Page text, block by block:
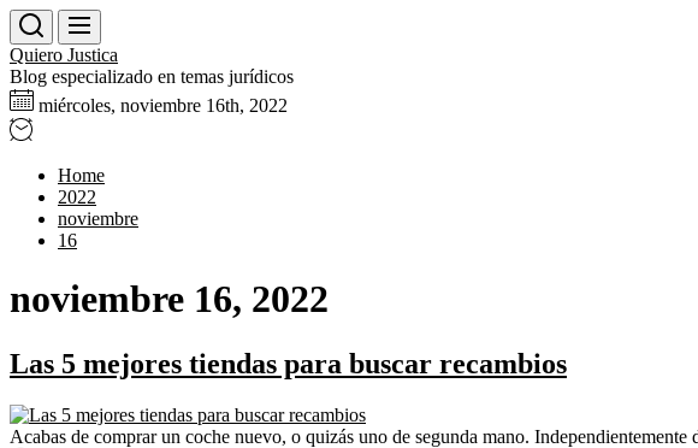
Skip
to
the
content
Quiero Justica
Blog especializado en temas jurídicos
miércoles, noviembre 16th, 2022
Home
2022
noviembre
16
noviembre 16, 2022
Las 5 mejores tiendas para buscar recambios
Acabas de comprar un coche nuevo, o quizás uno de segunda mano.